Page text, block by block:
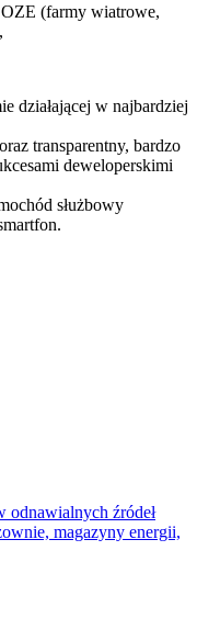
(farmy wiatrowe,
działającej w najbardziej
transparentny, bardzo
deweloperskimi
służbowy
odnawialnych źródeł
magazyny energii,